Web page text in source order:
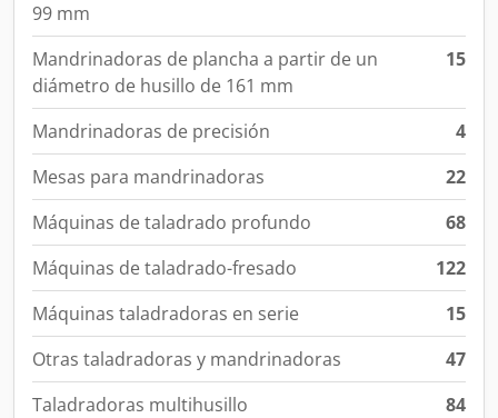
99 mm
Mandrinadoras de plancha a partir de un
diámetro de husillo de 161 mm
15
Mandrinadoras de precisión
4
Mesas para mandrinadoras
22
Máquinas de taladrado profundo
68
Máquinas de taladrado-fresado
122
Máquinas taladradoras en serie
15
Otras taladradoras y mandrinadoras
47
Taladradoras multihusillo
84